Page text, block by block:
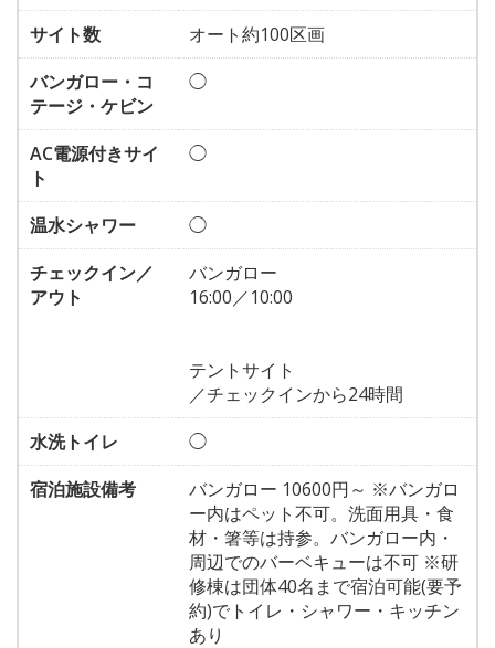
サイト数
オート約100区画
バンガロー・コ
テージ・ケビン
◯
AC電源付きサイ
ト
◯
温水シャワー
◯
チェックイン／
アウト
バンガロー
16:00／10:00
テントサイト
／チェックインから24時間
水洗トイレ
◯
宿泊施設備考
バンガロー 10600円～ ※バンガロ
ー内はペット不可。洗面用具・食
材・箸等は持参。バンガロー内・
周辺でのバーベキューは不可 ※研
修棟は団体40名まで宿泊可能(要予
約)でトイレ・シャワー・キッチン
あり